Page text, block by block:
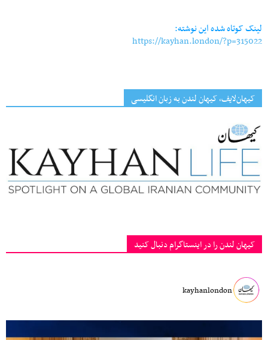
لینک کوتاه شده این نوشته:
https://kayhan.london/?p=315022
کیهان‌لایف، کیهان لندن به زبان انگلیسی
کیهان لندن را در اینستاگرام دنبال کنید
kayhanlondon